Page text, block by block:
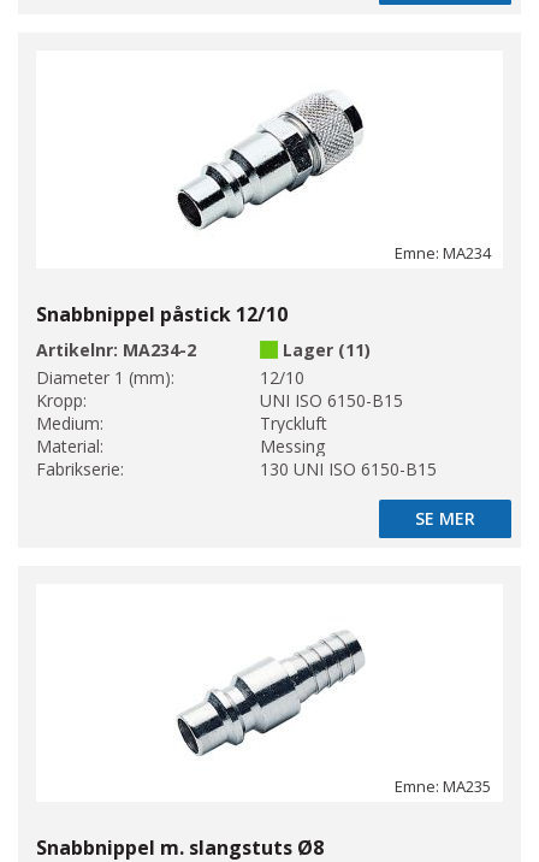
Emne: MA234
Snabbnippel påstick 12/10
Artikelnr: MA234-2
Lager (11)
Diameter 1 (mm):
12/10
Kropp:
UNI ISO 6150-B15
Medium:
Tryckluft
Material:
Messing
Fabrikserie:
130 UNI ISO 6150-B15
SE MER
SE MER
Emne: MA235
Snabbnippel m. slangstuts Ø8